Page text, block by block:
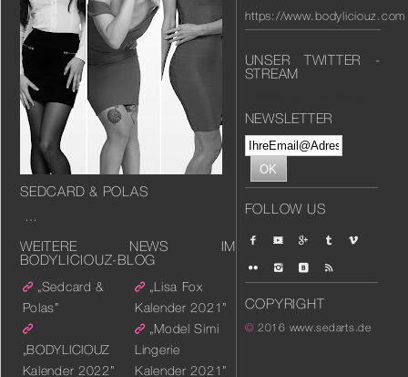
SEDCARD & POLAS
…
WEITERE NEWS IM
BODYLICIOUZ-BLOG
„Sedcard &
Polas”
„BODYLICIOUZ
Kalender 2022”
„Lisa Fox
Kalender 2021”
„Model Simi
Lingerie
Kalender 2021”
https://www.bodyliciouz.com
UNSER TWITTER -
STREAM
NEWSLETTER
FOLLOW US
COPYRIGHT
© 2016 www.sedarts.de